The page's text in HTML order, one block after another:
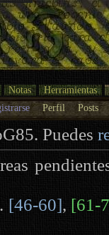
Notas
Herramientas
Perfil Posts
Puedes
[46-60], [61-